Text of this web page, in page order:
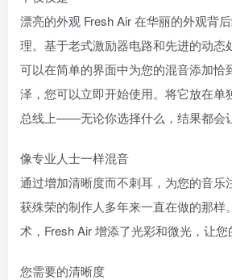
漂亮的外观 Fresh Air 在华丽的外观背
理。基于老式激励器电路和先进的动态
可以在简单的界面中为您的混音添加恰
泽，您可以立即开始使用。将它放在单
总线上——无论你选择什么，结果都会
像专业人士一样混音
通过增加清晰度而不刺耳，为您的音
获殊荣的制作人多年来一直在做的那样
术，Fresh Air 增添了光彩和微光，让您
您需要的清晰度